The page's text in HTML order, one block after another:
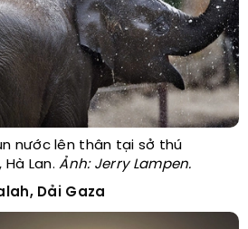
nước lên thân tại sở thú
Hà Lan.Ảnh: Jerry Lampen.
Dải Gaza